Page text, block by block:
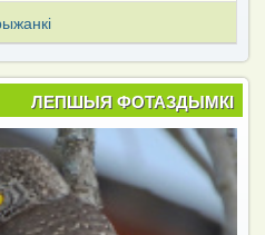
ЛЕПШЫЯ ФОТАЗДЫМКІ